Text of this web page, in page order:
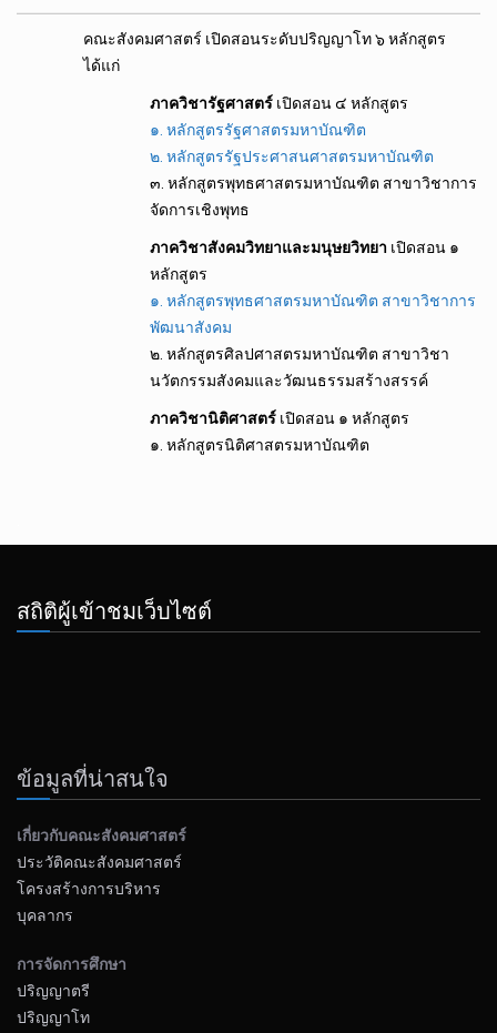
คณะสังคมศาสตร์ เปิดสอนระดับปริญญาโท ๖ หลักสูตร
ได้แก่
ภาควิชารัฐศาสตร์ เปิดสอน ๔ หลักสูตร
๑. หลักสูตรรัฐศาสตรมหาบัณฑิต
๒. หลักสูตรรัฐประศาสนศาสตรมหาบัณฑิต
๓. หลักสูตรพุทธศาสตรมหาบัณฑิต สาขาวิชาการ
จัดการเชิงพุทธ
ภาควิชาสังคมวิทยาและมนุษยวิทยา เปิดสอน ๑
หลักสูตร
๑. หลักสูตรพุทธศาสตรมหาบัณฑิต สาขาวิชาการ
พัฒนาสังคม
๒. หลักสูตรศิลปศาสตรมหาบัณฑิต สาขาวิชา
นวัตกรรมสังคมและวัฒนธรรมสร้างสรรค์
ภาควิชานิติศาสตร์ เปิดสอน ๑ หลักสูตร
๑. หลักสูตรนิติศาสตรมหาบัณฑิต
สถิติผู้เข้าชมเว็บไซต์
ข้อมูลที่น่าสนใจ
เกี่ยวกับคณะสังคมศาสตร์
ประวัติคณะสังคมศาสตร์
โครงสร้างการบริหาร
บุคลากร
การจัดการศึกษา
ปริญญาตรี
ปริญญาโท